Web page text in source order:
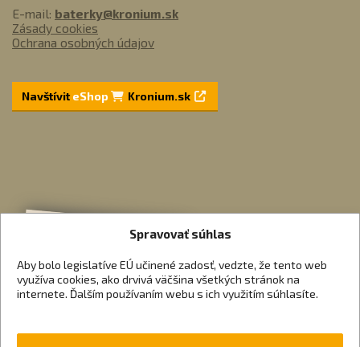
Spravovať súhlas
Aby bolo legislatíve EÚ učinené zadosť, vedzte, že tento web
využíva cookies, ako drvivá väčšina všetkých stránok na
internete. Ďalším používaním webu s ich využitím súhlasíte.
E-mail: baterky@kronium.sk
Zásady cookies
Ochrana osobných údajov
NavštíviteShop Kronium.sk